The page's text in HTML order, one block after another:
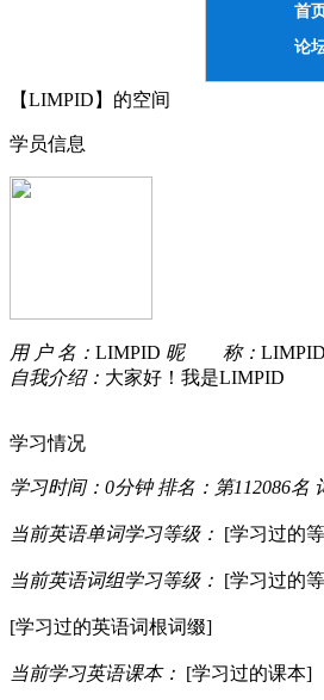
首
论
【LIMPID】的空间
学员信息
用 户 名： LIMPID 昵 称： LIMPID
自我介绍： 大家好！我是LIMPID
学习情况
学习时间： 0分钟 排名： 第112086名
当前英语单词学习等级： [学习过的
当前英语词组学习等级： [学习过的
[学习过的英语词根词缀]
当前学习英语课本： [学习过的课本]